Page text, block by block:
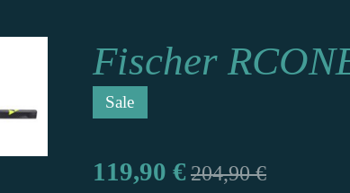
Fischer
Sale
119,90 € 204,90 €